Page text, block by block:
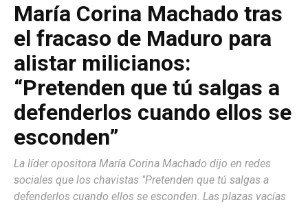
María Corina Machado tras
el fracaso de Maduro para
alistar milicianos:
“Pretenden que tú salgas a
defenderlos cuando ellos se
esconden”
La líder opositora María Corina Machado dijo en redes
sociales que los chavistas "Pretenden que tú salgas a
defenderlos cuando ellos se esconden. Las plazas vacías